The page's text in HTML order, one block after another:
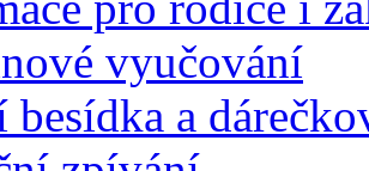
vyučování
a